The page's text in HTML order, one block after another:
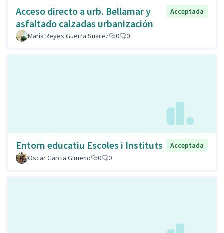
Acceso directo a urb. Bellamar y
asfaltado calzadas urbanización
Acceptada
Maria Reyes Guerra Suarez 0 0
Entorn educatiu Escoles i Instituts
Acceptada
Oscar Garcia Gimeno
0 0